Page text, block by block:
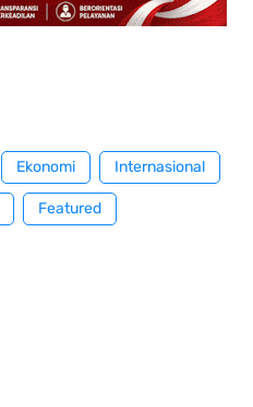
Ekonomi Internasional
Featured